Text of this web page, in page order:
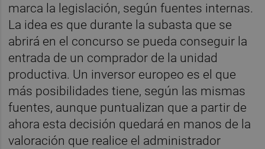
marca la legislación, según fuentes internas.
La idea es que durante la subasta que se
abrirá en el concurso se pueda conseguir la
entrada de un comprador de la unidad
productiva. Un inversor europeo es el que
más posibilidades tiene, según las mismas
fuentes, aunque puntualizan que a partir de
ahora esta decisión quedará en manos de la
valoración que realice el administrador